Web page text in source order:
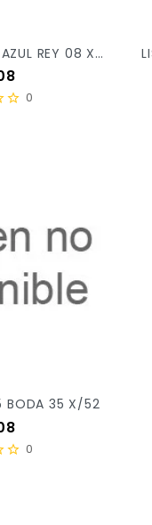
LISTON CELOSA 05 AZUL REY 08 X/52
0
BODA 35 X/52
0